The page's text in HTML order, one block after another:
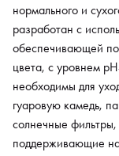
нормального и
разработан с
обеспечивающей
цвета, с уровнем
необходимы для
гуаровую камедь,
солнечные
поддерживающие